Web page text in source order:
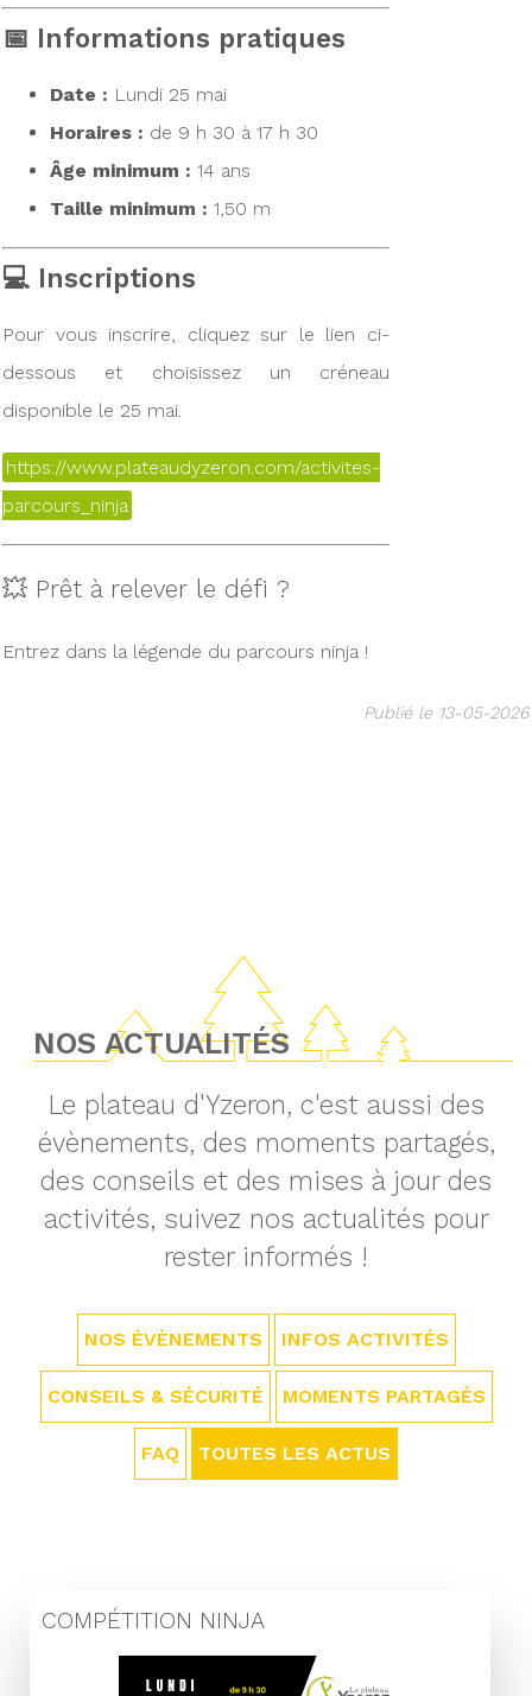
📅 Informations pratiques
Date : Lundi 25 mai
Horaires : de 9 h 30 à 17 h 30
Âge minimum : 14 ans
Taille minimum : 1,50 m
💻 Inscriptions
Pour vous inscrire, cliquez sur le lien ci-
dessous et choisissez un créneau
disponible le 25 mai.
https://www.plateaudyzeron.com/activites-
parcours_ninja
💥 Prêt à relever le défi ?
Entrez dans la légende du parcours ninja !
Publié le 13-05-2026
NOS ACTUALITÉS
Le plateau d'Yzeron, c'est aussi des
évènements, des moments partagés,
des conseils et des mises à jour des
activités, suivez nos actualités pour
rester informés !
NOS ÉVÈNEMENTS INFOS ACTIVITÉS
CONSEILS & SÉCURITÉ MOMENTS PARTAGÉS
FAQ TOUTES LES ACTUS
COMPÉTITION NINJA